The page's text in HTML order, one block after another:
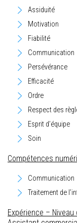
Assiduité
Motivation
Fiabilité
Communication
Persévérance
Efficacité
Ordre
Respect des
Esprit d’équipe
Soin
Compétences
Communication
Traitement de
Expérience – Niveau